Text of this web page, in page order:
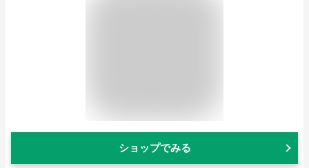
ショップでみる